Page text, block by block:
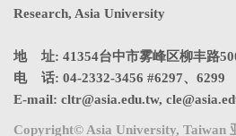
Research, Asia University
地 址: 41354台中市雾峰区柳丰路
电 话: 04-2332-3456 #6297、6299
E-mail: cltr@asia.edu.tw,
Copyright© Asia University, Taiwan